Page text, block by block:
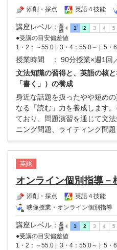
添削・採点 英語４技能
講座レベル ：
●受講の目安偏差値
1・2：～55.0 |
3・4：55.0～ | 5・
授業時間
： 90分授業×週1回
文法知識の習得と、英語の核
「書く」）の養成
身近な話題を扱ったやや短め
なる「読む」力を養成します
ており、問題演習を通じて文
ニング問題、ライティング問
英語
オンライン個別指導－
添削・採点
英語４技能
映像授業・オンライン個別指導
講座レベル ：
●受講の目安偏差値
1・2：～55.0 |
3・4：55.0～ | 5・